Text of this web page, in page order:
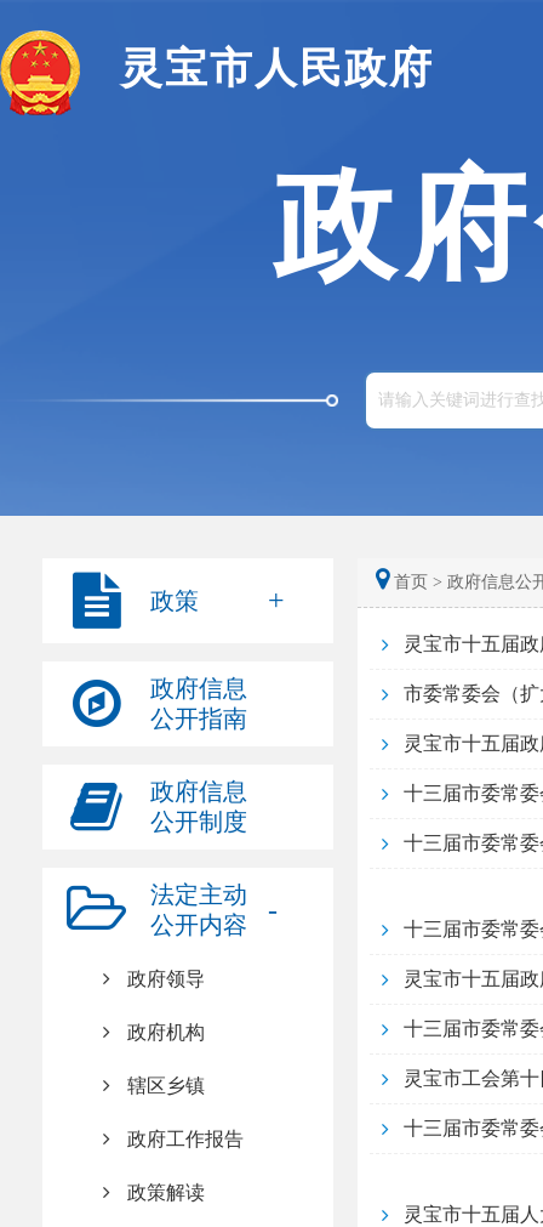
灵宝市人民政府
政
政策
政府信息
公开指南
政府信息
公开制度
法定主动
公开内容
政府领导
政府机构
辖区乡镇
政府工作报告
政策解读
首页 > 政府信息公
灵宝市十五届
市委常委会（
灵宝市十五届
十三届市委常
十三届市委常
十三届市委常
灵宝市十五届
十三届市委常
灵宝市工会第
十三届市委常
灵宝市十五届